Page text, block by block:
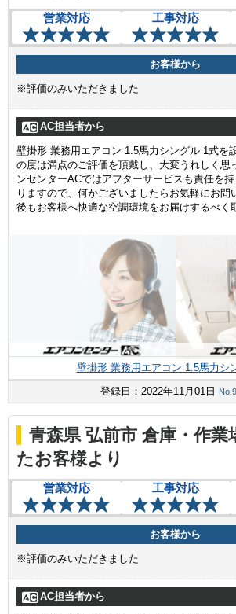
営業対応 工事対応
お客様から
※評価のみいただきました
AC担当者から
壁掛形 業務用エアコン 1.5馬力シングル 1式を
の度は満点のご評価を頂戴し、大変うれしく思
ンセンターACではアフターサービスも責任を
りますので、何かございましたらお気軽にお問
後もお客様へ快適な空調環境をお届けするべく
壁掛形 業務用エアコン 1.5馬力シ
登録日：2022年11月01日
青森県 弘前市 倉庫・作業
たお客様より
営業対応 工事対応
お客様から
※評価のみいただきました
AC担当者から